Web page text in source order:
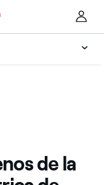
de la